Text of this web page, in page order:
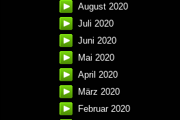
August 2020
Juli 2020
Juni 2020
Mai 2020
April 2020
März 2020
Februar 2020